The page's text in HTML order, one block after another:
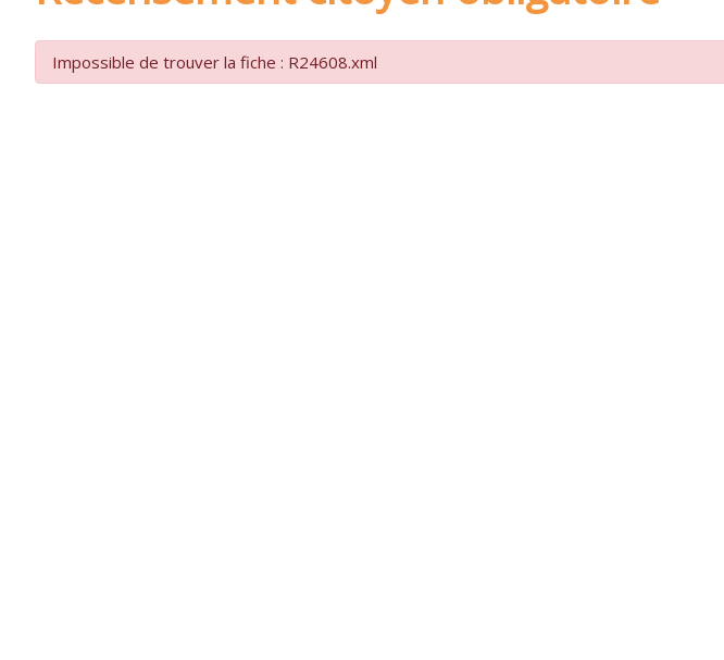
Impossible de trouver la fiche : R24608.xml